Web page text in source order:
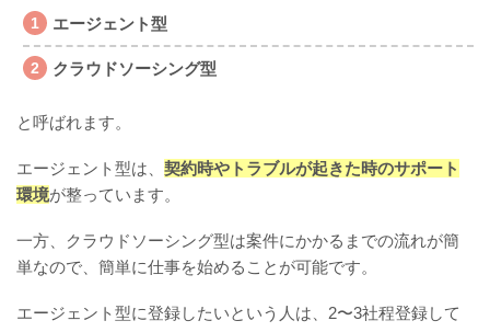
エージェント型
クラウドソーシング型
と呼ばれます。
エージェント型は、 契約時やトラブルが起きた時のサポート
環境が整っています。
一方、クラウドソーシング型は案件にかかるまでの流れが簡
単なので、簡単に仕事を始めることが可能です。
エージェント型に登録したいという人は、2〜3社程登録して